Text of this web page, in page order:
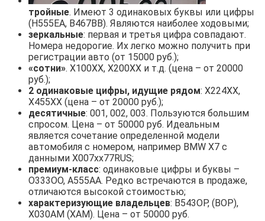
тройные. Имеют 3 одинаковых буквы или цифры
(Н555ЕА, В467ВВ). Являются наиболее ходовыми;
зеркальные: первая и третья цифра совпадают.
Номера недорогие. Их легко можно получить при
регистрации авто (от 15000 руб.);
«сотни». X100XX, X200XX и т.д. (цена – от 20000
руб.);
2 одинаковые цифры, идущие рядом: X224XX,
X455XX (цена – от 20000 руб.);
десятичные: 001, 002, 003. Пользуются большим
спросом. Цена – от 50000 руб. Идеальным
является сочетание определенной модели
автомобиля с номером, например BMW X7 с
данными X007xx77RUS;
премиум-класс: одинаковые цифры и буквы –
O333OO, А555АА. Редко встречаются в продаже,
отличаются высокой стоимостью;
характеризующие владельцев: В543ОР, (ВОР),
X030АМ (ХАМ). Цена – от 50000 руб.